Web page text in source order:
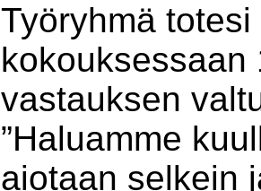
Työryhmä
kokouksessaan
vastauksen
”Haluamme
aiotaan selkein